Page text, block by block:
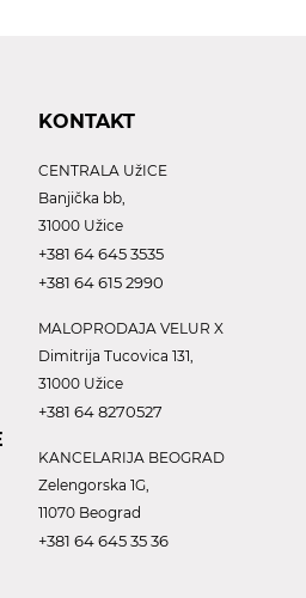
KONTAKT
CENTRALA UžICE
Banjička bb,
31000 Užice
+381 64 645 3535
+381 64 615 2990
MALOPRODAJA VELUR X
Dimitrija Tucovica 131,
31000 Užice
+381 64 8270527
KANCELARIJA BEOGRAD
Zelengorska 1G,
11070 Beograd
+381 64 645 35 36